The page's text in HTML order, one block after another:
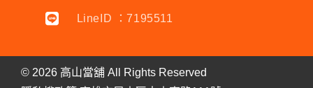
LineID ：7195511
© 2026 高山當舖 All Rights Reserved